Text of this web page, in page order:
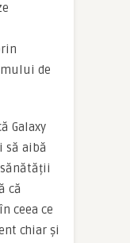
de
Galaxy
să aibă
că
ceea ce
chiar și